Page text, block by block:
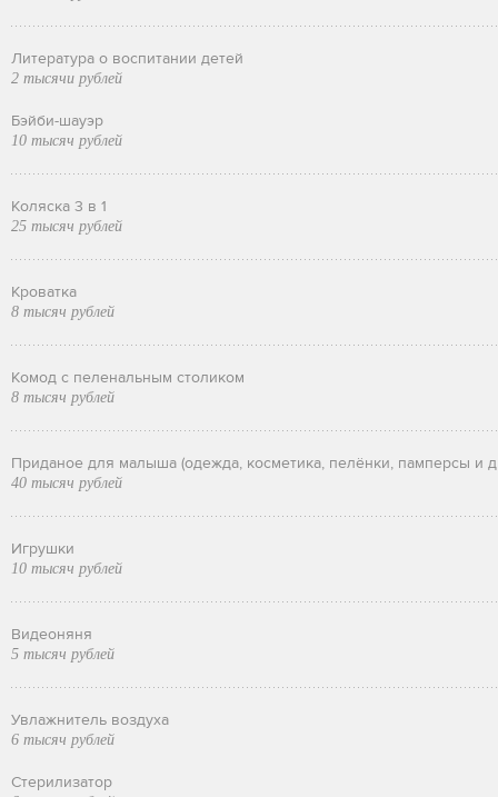
Литература о воспитании детей
2 тысячи рублей
Бэйби-шауэр
10 тысяч рублей
Коляска 3 в 1
25 тысяч рублей
Кроватка
8 тысяч рублей
Комод с пеленальным столиком
8 тысяч рублей
Приданое для малыша (одежда, косметика, пелёнки, памперсы и
40 тысяч рублей
Игрушки
10 тысяч рублей
Видеоняня
5 тысяч рублей
Увлажнитель воздуха
6 тысяч рублей
Стерилизатор